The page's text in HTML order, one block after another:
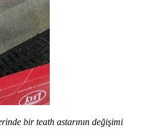
bir teath astarının değişimi